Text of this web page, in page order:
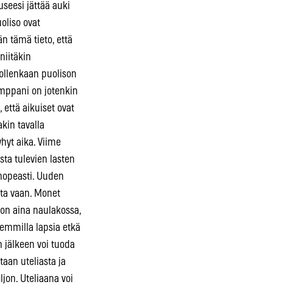
jättää auki
ovat
tämä tieto, että
puolison
on jotenkin
että aikuiset ovat
tavalla
aika. Viime
tulevien lasten
Uuden
vaan. Monet
aina naulakossa,
lapsia etkä
jälkeen voi tuoda
uteliasta ja
Uteliaana voi